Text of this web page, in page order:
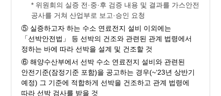
* 위원회의 실증 전·중·후 검증 내용 및 결과를 가스안전
공사를 거쳐 산업부로 보고·승인 요청
⑤ 실증하고자 하는 수소 연료전지 설비 이외에는
「선박안전법」 등 선박의 건조와 관련된 관계 법령에서
정하는 바에 따라 선박을 설계 및 건조할 것
⑥ 해양수산부에서 선박 수소 연료전지 설비와 관련된
안전기준(잠정기준 포함)을 공고하는 경우(~‘23년 상반기
예정) 그 기준에 적합하게 선박을 건조하고 관계 법령에
따라 선박 검사를 받을 것